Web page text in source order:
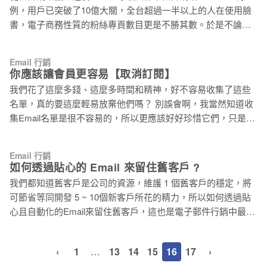
望客戶能使用單一的客服管道，像是專線電話或是專用電子郵
件地址以方便管理。卡拉也知道，直接回覆訂單確認信是徒勞
MarketingExperiments Web clinic曾做過一個有意思的實驗，將
他們所擁有的85,000電子郵件名單分成控制組與實驗組，兩組
行字： *Limit 1,000 attendees (前1,000名參加者才有)。而正是
這一行字令實驗組收件人更願意點進連結了解更多，比起控制
組多15.4%點擊率！ 所以，想要增加銷售量只要寄「限時優惠
信」就好了？ 當然不
例，用戶已突破了10億大關，全台超過一半以上的人在使用臉
書，電子商務性質的粉絲專頁數目更是不勝其數。於是不論國
McCloskey 為全球最大的網路交流平台Only Influencers 創辦
人)，Bill 則持相反的意見，他認為人與人在網路上的互動，交
織成現在的社群網路，電子郵件本身就是社群網路，而且是最
早誕生的線上人際互動網絡。Bill認為社群網路出現之後，電子
報行銷雖然不再如以往獨占鰲頭，但仍是目前增進業績最大的
群網路仍是較有效的行銷手段，原因在於：消費者的預期。 電
子郵件在消費者的心中的定位為專業、公務處理，而社群網站
則是休閒、社交、即時資訊分享的管道。根據美國iContact電子
報行銷公司統計，93%的網路使用者喜歡透過訂閱電子報來與
品牌互動，而非社群網路。雖然社群網路是目前網路使用者首
Email 行銷
你應該讓會員更容易【取消訂閱】
我們花了這麼多錢、這麼多時間和精神，好不容易收集了這些
名單，真的要這麼輕易放棄他們嗎？ 別誤會啊，我當然知道收
集Email名單是很不容易的，所以更應該好好珍惜它們，只是珍
天你花了很多時間和精神，好不容易認識她了，結果你不管她
想不想聽，就一股腦兒把你所有知道的很興奮的一而再、再而
三的告訴她，你說她會不會想離開你？ 因此，如果你不想讓她
離開，那告訴她感興趣的話題吧，就算她不直接說她對什麼感
興趣，你也要從她的行為來判斷(開信、點擊)。仍然不知道她對
好啦，如果萬不幸她就是想離開你，你也要很爽快的答應她，
而不是死纏爛打的硬要留住她，不然這可是會造成一個很可怕
Email 行銷
如何透過貼心的 Email 來留住舊客戶 ?
我們都知道舊客戶是公司的資源，維護 1 個舊客戶的穩定，將
可節省等同開發 5 ~ 10個新客戶所花的精力，所以如何透過貼
心且自動化的Email來留住舊客戶，這也是電子郵件行銷中最重
產生更多的消費、收集更多評價、培養更多推薦者、重新激勵
不再消費的客戶，所以通常會寄給至少消費過一次的客戶。 俗
‹ 1 … 13 14 15 16 17 ›